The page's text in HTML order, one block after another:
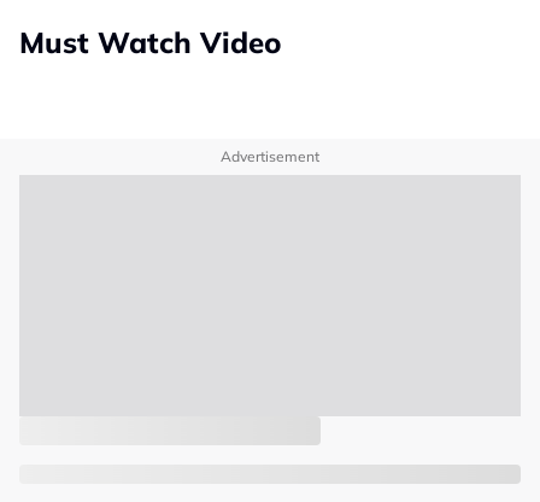
Must Watch Video
Advertisement